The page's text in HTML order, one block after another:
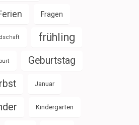
Fragen
frühling
Geburtstag
Januar
Kindergarten